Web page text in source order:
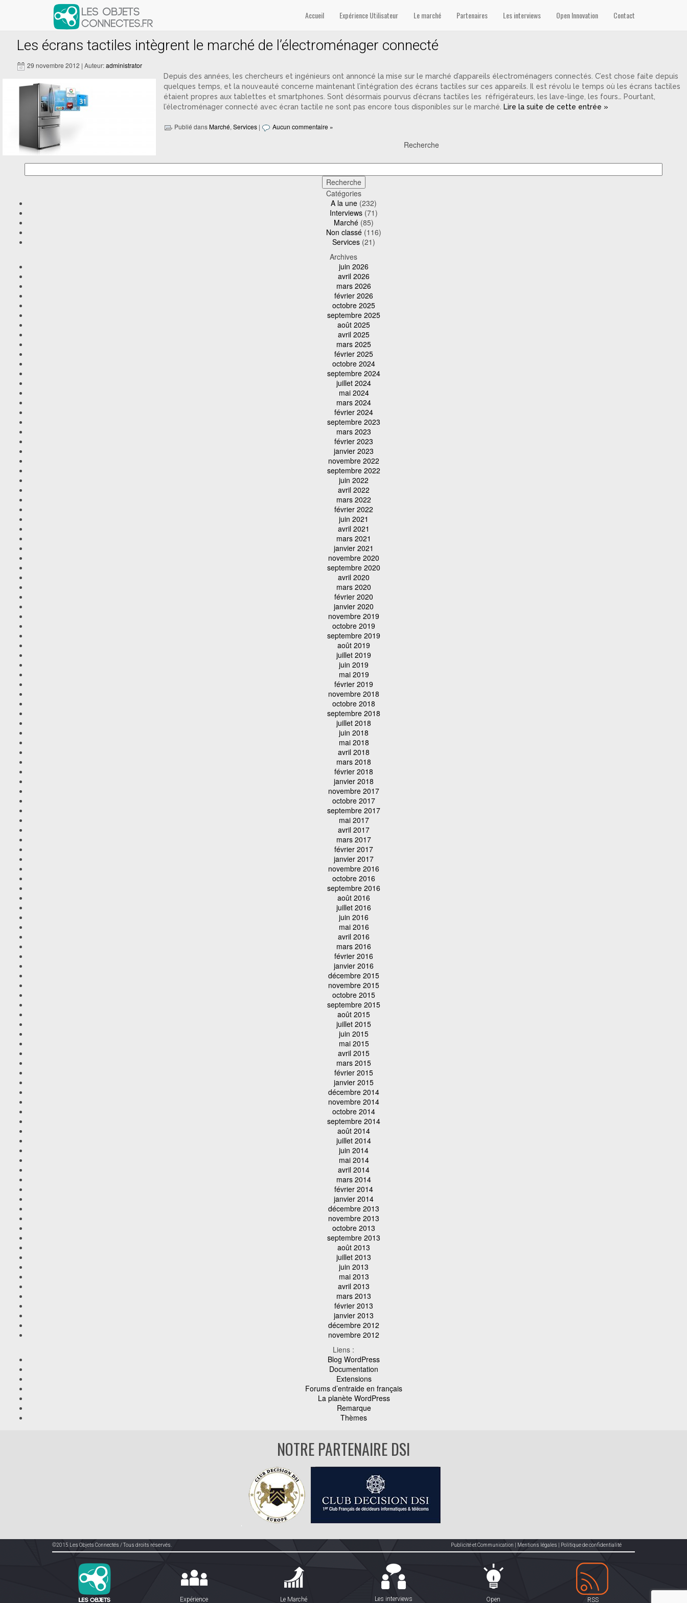
Accueil Expérience Utilisateur Le marché Partenaires Les interviews Open Innovation Contact
Articles avec le tag ‘électroménagers connectés’
Les écrans tactiles intègrent le marché de l’électroménager connecté
29 novembre 2012 | Auteur:administrator
Depuis des années, les chercheurs et ingénieurs ont annoncé la mise sur le marché d’appareils électroménagers connectés. C’est chose faite depuis
quelques temps, et la nouveauté concerne maintenant l’intégration des écrans tactiles sur ces appareils. Il est révolu le temps où les écrans tactiles
étaient propres aux tablettes et smartphones. Sont désormais pourvus d’écrans tactiles les réfrigérateurs, les lave-linge, les fours… Pourtant,
l’électroménager connecté avec écran tactile ne sont pas encore tous disponibles sur le marché.
Lire la suite de cette entrée »
Publié dansMarché, Services | Aucun commentaire »
Recherche
Catégories
A la une (232)
Interviews (71)
Marché (85)
Non classé (116)
Services (21)
Archives
juin 2026
avril 2026
mars 2026
février 2026
octobre 2025
septembre 2025
août 2025
avril 2025
mars 2025
février 2025
octobre 2024
septembre 2024
juillet 2024
mai 2024
mars 2024
février 2024
septembre 2023
mars 2023
février 2023
janvier 2023
novembre 2022
septembre 2022
juin 2022
avril 2022
mars 2022
février 2022
juin 2021
avril 2021
mars 2021
janvier 2021
novembre 2020
septembre 2020
avril 2020
mars 2020
février 2020
janvier 2020
novembre 2019
octobre 2019
septembre 2019
août 2019
juillet 2019
juin 2019
mai 2019
février 2019
novembre 2018
octobre 2018
septembre 2018
juillet 2018
juin 2018
mai 2018
avril 2018
mars 2018
février 2018
janvier 2018
novembre 2017
octobre 2017
septembre 2017
mai 2017
avril 2017
mars 2017
février 2017
janvier 2017
novembre 2016
octobre 2016
septembre 2016
août 2016
juillet 2016
juin 2016
mai 2016
avril 2016
mars 2016
février 2016
janvier 2016
décembre 2015
novembre 2015
octobre 2015
septembre 2015
août 2015
juillet 2015
juin 2015
mai 2015
avril 2015
mars 2015
février 2015
janvier 2015
décembre 2014
novembre 2014
octobre 2014
septembre 2014
août 2014
juillet 2014
juin 2014
mai 2014
avril 2014
mars 2014
février 2014
janvier 2014
décembre 2013
novembre 2013
octobre 2013
septembre 2013
août 2013
juillet 2013
juin 2013
mai 2013
avril 2013
mars 2013
février 2013
janvier 2013
décembre 2012
novembre 2012
Liens :
Blog WordPress
Documentation
Extensions
Forums d’entraide en français
La planète WordPress
Remarque
Thèmes
NOTRE PARTENAIRE DSI
©2015 Les Objets Connectés / Tous droits réservés. Publicité et Communication Mentions légales Politique de confidentialité
Expérience Le Marché Les interviews Open RSS